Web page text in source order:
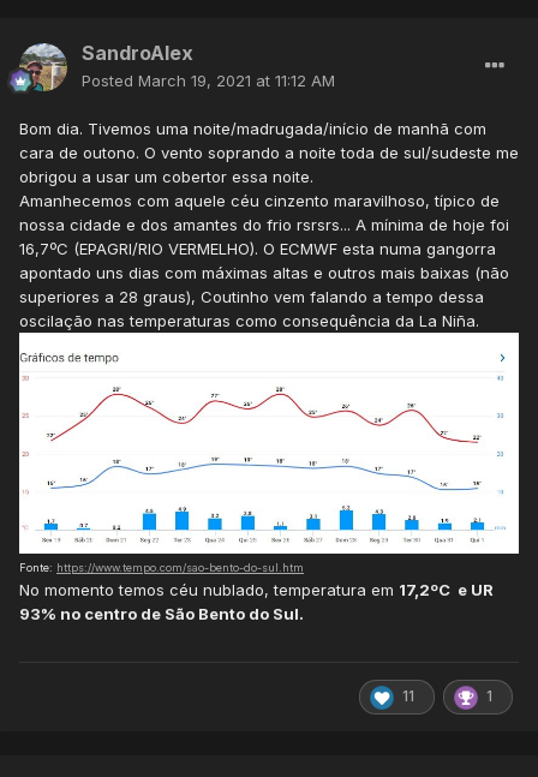
SandroAlex
Posted March 19, 2021 at 11:12 AM
Bom dia. Tivemos uma noite/madrugada/início de manhã com
cara de outono. O vento soprando a noite toda de sul/sudeste me
obrigou a usar um cobertor essa noite.
Amanhecemos com aquele céu cinzento maravilhoso, típico de
nossa cidade e dos amantes do frio rsrsrs... A mínima de hoje foi
16,7ºC (EPAGRI/RIO VERMELHO). O ECMWF esta numa gangorra
apontado uns dias com máximas altas e outros mais baixas (não
superiores a 28 graus), Coutinho vem falando a tempo dessa
oscilação nas temperaturas como consequência da La Niña.
Fonte: https://www.tempo.com/sao-bento-do-sul.htm
No momento temos céu nublado, temperatura em 17,2ºC e UR
93% no centro de São Bento do Sul.
11 1